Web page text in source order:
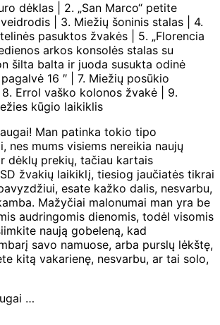
dėklas | 2. „San Marco“ petite
| 3. Miežių šoninis stalas | 4.
pasuktos žvakės | 5. „Florencia
arkos konsolės stalas su
šilta balta ir juoda susukta odinė
16 ″ | 7. Miežių posūkio
Errol vaško kolonos žvakė | 9.
kūgio laikiklis
Man patinka tokio tipo
nes mums visiems nereikia naujų
dėklų prekių, tačiau kartais
žvakių laikiklį, tiesiog jaučiatės tikrai
esate kažko dalis, nesvarbu,
Mažyčiai malonumai man yra be
audringomis dienomis, todėl visomis
naują gobeleną, kad
savo namuose, arba purslų lėkštę,
kitą vakarienę, nesvarbu, ar tai solo,
…